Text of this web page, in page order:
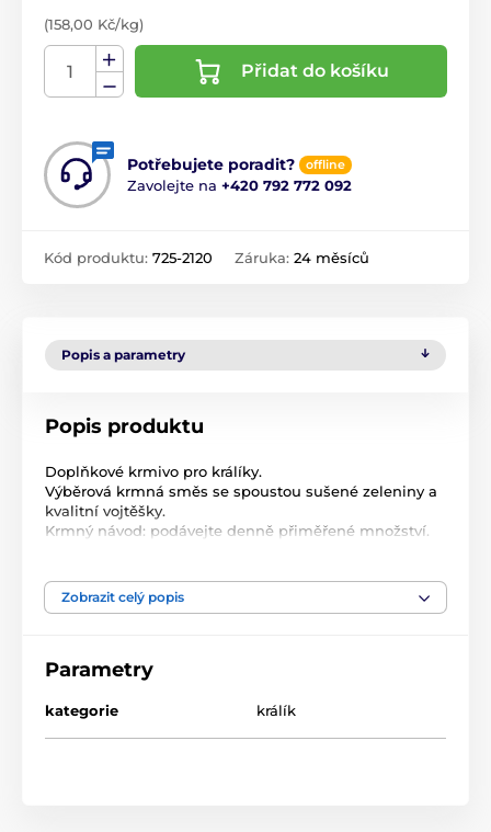
(158,00 Kč/kg)
Přidat do košíku
Potřebujete poradit? offline
Zavolejte na +420 792 772 092
Kód produktu: 725-2120 Záruka: 24 měsíců
Popis a parametry
Popis produktu
Doplňkové krmivo pro králíky.
Výběrová krmná směs se spoustou sušené zeleniny a
kvalitní vojtěšky.
Krmný návod: podávejte denně přiměřené množství.
celý, kukuřice, banány, pšenice, mrkev.
Jakostní znaky: vlhkost 11%.
Produkt je zařazen v kategoriích
Hlodavci Krmivo pro hlodavce
Zobrazit celý popis
Parametry
kategorie králík